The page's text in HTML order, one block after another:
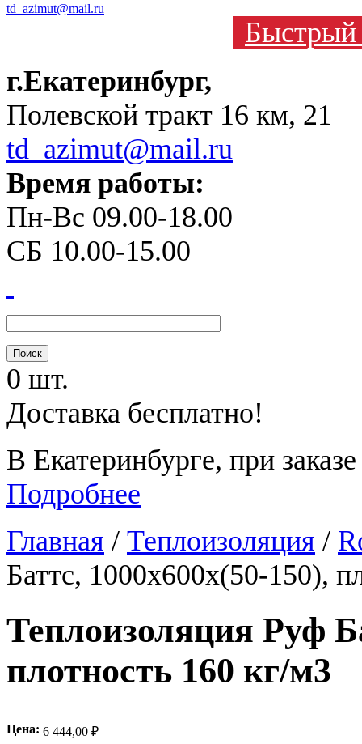
td_azimut@mail.ru
Быстрый
г.Екатеринбург,
Полевской тракт 16 км, 21
td_azimut@mail.ru
Время работы:
Пн-Вс 09.00-18.00
СБ 10.00-15.00
0 шт.
Доставка бесплатно!
В Екатеринбурге, при
Подробнее
Главная / Теплоизоляция /
Баттс, 1000х600х(50-150),
Теплоизоляция Руф
плотность 160 кг/м3
Цена: 6 444,00 ₽